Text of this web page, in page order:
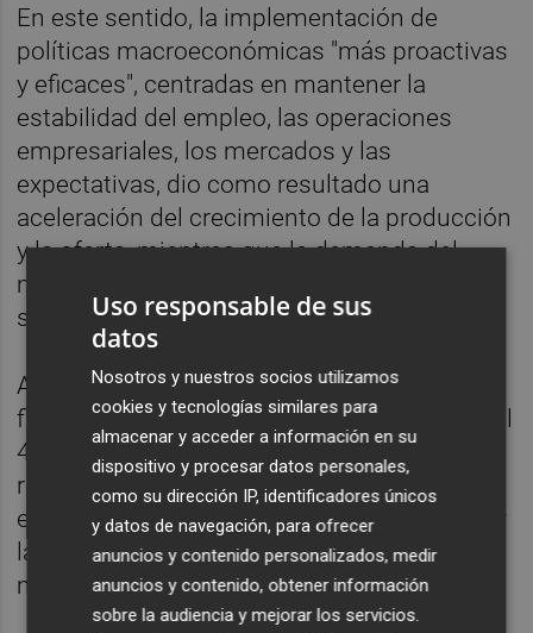
En este sentido, la implementación de
políticas macroeconómicas "más proactivas
y eficaces", centradas en mantener la
estabilidad del empleo, las operaciones
empresariales, los mercados y las
expectativas, dio como resultado una
aceleración del crecimiento de la producción
y la oferta, mientras que la demanda del
mercado "continuó mejorando" y el empleo
se mantuvo estable en general.
A principios de marzo, el Gobierno de China
fijó un objetivo de crecimiento para 2026 "del
4,5% al 5%", en lo que supone la primera
rebaja de la meta de "alrededor del 5%"
establecida para los tres últimos ejercicios y
la ambición de expansión económica más
modesta de Pekín desde 1991.
Uso responsable de sus
datos
Nosotros y nuestros socios utilizamos
cookies y tecnologías similares para
almacenar y acceder a información en su
dispositivo y procesar datos personales,
como su dirección IP, identificadores únicos
y datos de navegación, para ofrecer
anuncios y contenido personalizados, medir
anuncios y contenido, obtener información
sobre la audiencia y mejorar los servicios.